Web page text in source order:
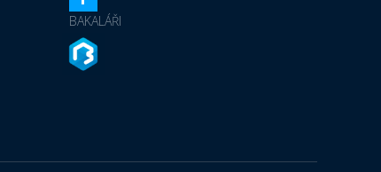
BAKALÁŘI